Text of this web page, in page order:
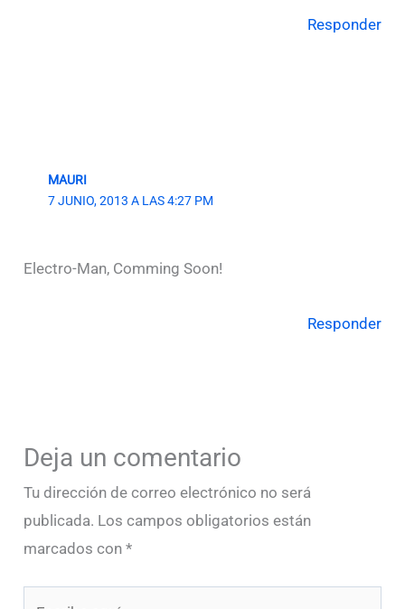
Responder
MAURI
7 JUNIO, 2013 A LAS 4:27 PM
Electro-Man, Comming Soon!
Responder
Deja un comentario
Tu dirección de correo electrónico no será
publicada. Los campos obligatorios están
marcados con*